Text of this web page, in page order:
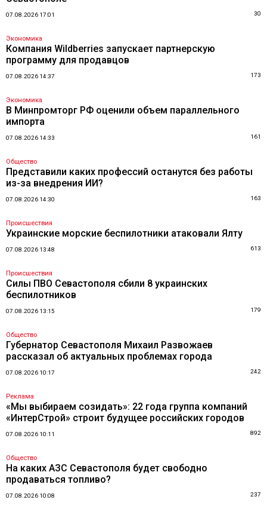
07.08.2026 17:01 30
Экономика
Компания Wildberries запускает партнерскую
программу для продавцов
07.08.2026 14:37 173
Экономика
В Минпромторг РФ оценили объем параллельного
импорта
07.08.2026 14:33 161
Общество
Представили каких профессий останутся без работы
из-за внедрения ИИ?
07.08.2026 14:30 163
Происшествия
Украинские морские беспилотники атаковали Ялту
07.08.2026 13:48 613
Происшествия
Силы ПВО Севастополя сбили 8 украинских
беспилотников
07.08.2026 13:15 179
Общество
Губернатор Севастополя Михаил Развожаев
рассказал об актуальных проблемах города
07.08.2026 10:17 242
Реклама
«Мы выбираем созидать»: 22 года группа компаний
«ИнтерСтрой» строит будущее российских городов
07.08.2026 10:11 892
Общество
На каких АЗС Севастополя будет свободно
продаваться топливо?
07.08.2026 10:08 237